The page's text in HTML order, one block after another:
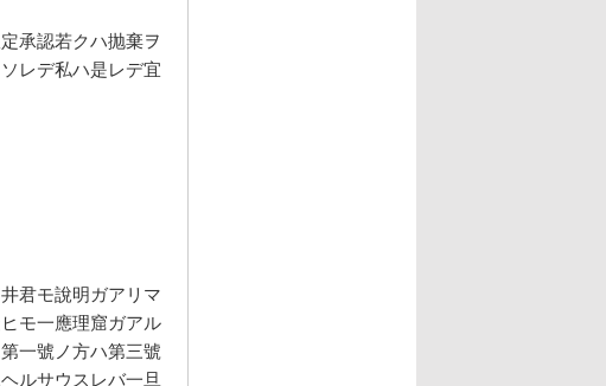
承認若クハ抛棄ヲ
レデ私ハ是レデ宜
君モ說明ガアリマ
モ一應理窟ガアル
一號ノ方ハ第三號
ルサウスレバ一旦